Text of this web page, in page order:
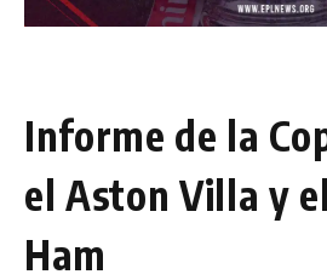
Informe de la
el Aston Villa y
Ham